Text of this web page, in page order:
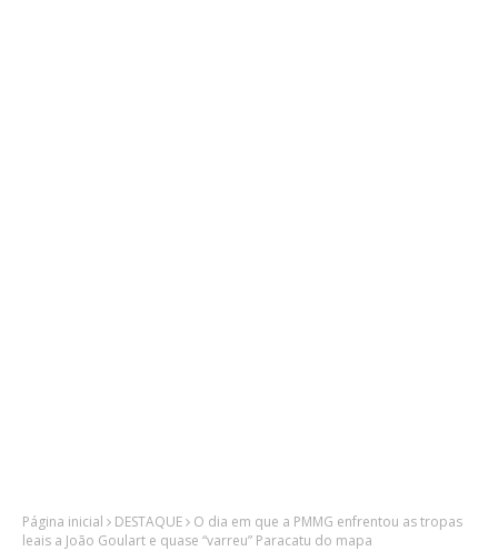
Página inicial DESTAQUE
O dia em que a PMMG enfrentou as tropas
leais a João Goulart e quase “varreu” Paracatu do mapa